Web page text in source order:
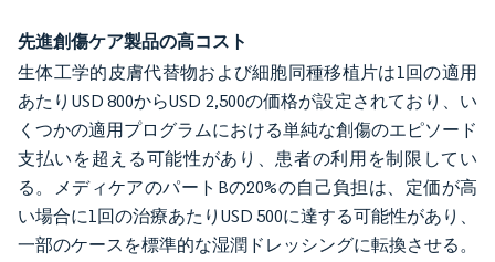
先進創傷ケア製品の高コスト
生体工学的皮膚代替物および細胞同種移植片は1回の適用
あたりUSD 800からUSD 2,500の価格が設定されており、い
くつかの適用プログラムにおける単純な創傷のエピソード
支払いを超える可能性があり、患者の利用を制限してい
る。メディケアのパートBの20%の自己負担は、定価が高
い場合に1回の治療あたりUSD 500に達する可能性があり、
一部のケースを標準的な湿潤ドレッシングに転換させる。